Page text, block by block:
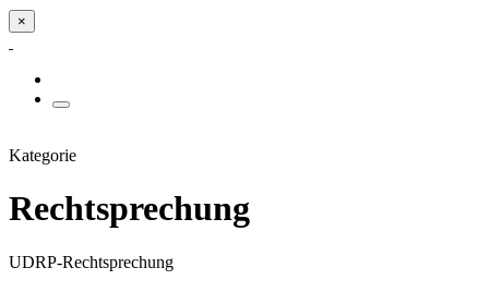
×
Kategorie
Rechtsprechung
UDRP-Rechtsprechung